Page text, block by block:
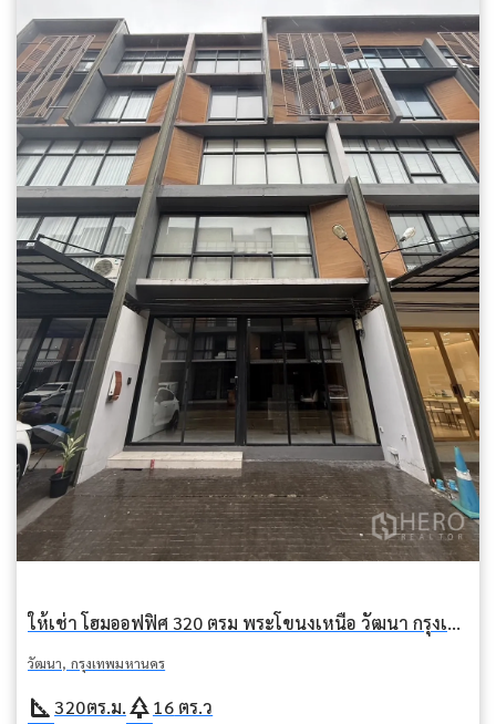
ให้เช่า โฮมออฟฟิศ 320 ตรม พระโขนงเหนือ วัฒนา กรุงเทพมหานคร BTS อ่อนนุช
วัฒนา, กรุงเทพมหานคร
square_foot 320ตร.ม.park16 ตร.ว